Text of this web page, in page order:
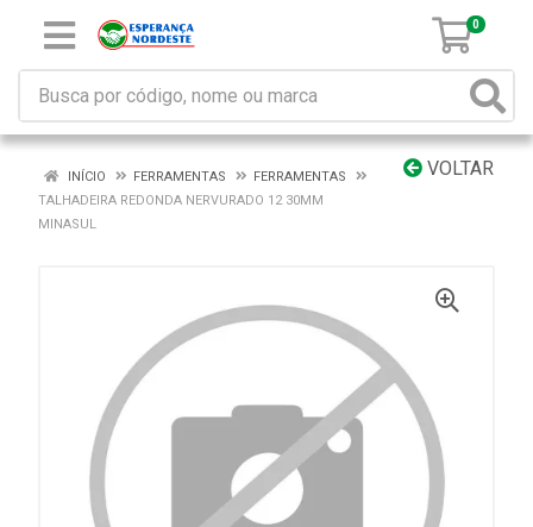
0
VOLTAR
INÍCIO FERRAMENTAS
FERRAMENTAS
TALHADEIRA REDONDA NERVURADO 12 30MM
MINASUL